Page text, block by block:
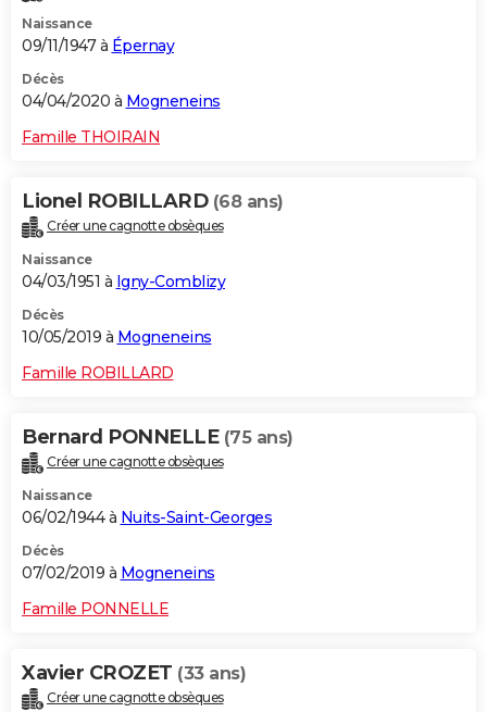
Naissance
09/11/1947 à Épernay
Décès
04/04/2020 à Mogneneins
Famille THOIRAIN
Lionel ROBILLARD (68 ans)
Créer une cagnotte obsèques
Naissance
04/03/1951 à Igny-Comblizy
Décès
10/05/2019 à Mogneneins
Famille ROBILLARD
Bernard PONNELLE (75 ans)
Créer une cagnotte obsèques
Naissance
06/02/1944 à Nuits-Saint-Georges
Décès
07/02/2019 à Mogneneins
Famille PONNELLE
Xavier CROZET (33 ans)
Créer une cagnotte obsèques